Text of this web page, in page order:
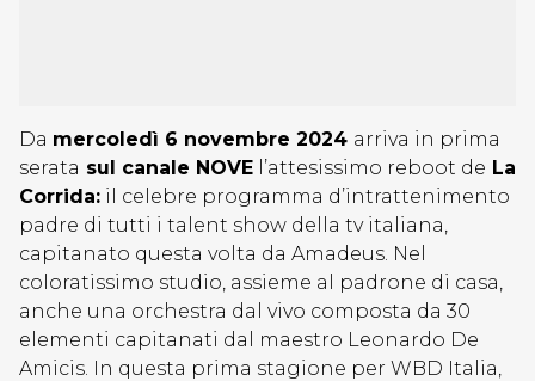
Da mercoledì 6 novembre 2024 arriva in prima
serata sul canale NOVE l’attesissimo reboot de La
Corrida: il celebre programma d’intrattenimento
padre di tutti i talent show della tv italiana,
capitanato questa volta da Amadeus. Nel
coloratissimo studio, assieme al padrone di casa,
anche una orchestra dal vivo composta da 30
elementi capitanati dal maestro Leonardo De
Amicis. In questa prima stagione per WBD Italia,